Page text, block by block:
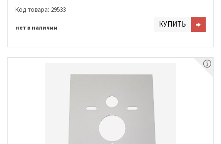
Код товара: 29533
нет в наличии КУПИТЬ